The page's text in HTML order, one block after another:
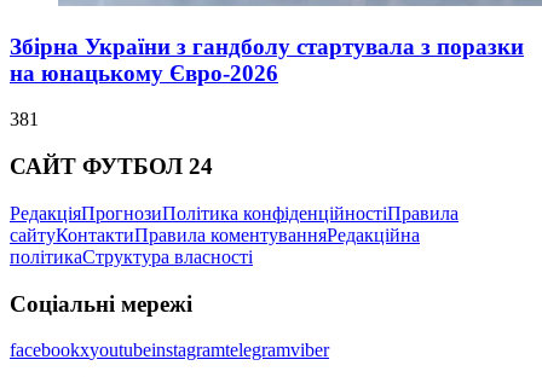
Збірна України з гандболу стартувала з поразки
на юнацькому Євро-2026
381
САЙТ ФУТБОЛ 24
РедакціяПрогнозиПолітика конфіденційностіПравила
сайтуКонтактиПравила коментуванняРедакційна
політикаСтруктура власності
Соціальні мережі
facebookxyoutubeinstagramtelegramviber